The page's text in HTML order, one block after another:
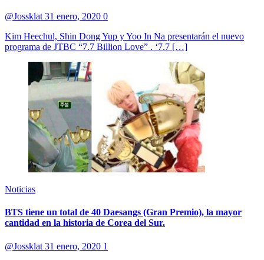
@Jossklat 31 enero, 2020 0
Kim Heechul, Shin Dong Yup y Yoo In Na presentarán el nuevo
programa de JTBC “7.7 Billion Love” . ‘7.7 […]
Noticias
BTS tiene un total de 40 Daesangs (Gran Premio), la mayor
cantidad en la historia de Corea del Sur.
@Jossklat 31 enero, 2020 1